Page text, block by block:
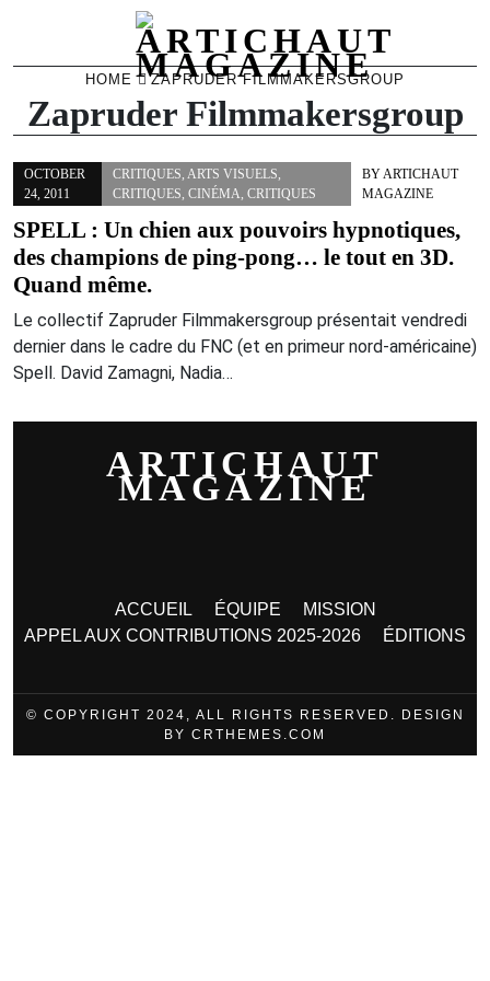
content
HOME ZAPRUDER FILMMAKERSGROUP
Zapruder Filmmakersgroup
OCTOBER
24, 2011
CRITIQUES,ARTS VISUELS,
CRITIQUES,CINÉMA,CRITIQUES
BYARTICHAUT
MAGAZINE
SPELL : Un chien aux pouvoirs hypnotiques,
des champions de ping-pong… le tout en 3D.
Quand même.
Le collectif Zapruder Filmmakersgroup présentait vendredi
dernier dans le cadre du FNC (et en primeur nord-américaine)
Spell. David Zamagni, Nadia…
ARTICHAUT
MAGAZINE
ACCUEIL ÉQUIPE
MISSION
APPEL AUX CONTRIBUTIONS 2025-2026
ÉDITIONS
© COPYRIGHT 2024, ALL RIGHTS RESERVED. DESIGN
BY CRTHEMES.COM